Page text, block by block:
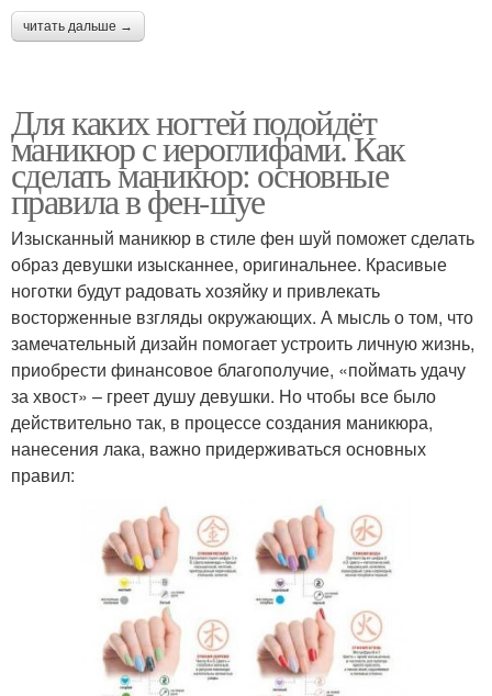
читать дальше →
Для каких ногтей подойдёт
маникюр с иероглифами. Как
сделать маникюр: основные
правила в фен-шуе
Изысканный маникюр в стиле фен шуй поможет сделать
образ девушки изысканнее, оригинальнее. Красивые
ноготки будут радовать хозяйку и привлекать
восторженные взгляды окружающих. А мысль о том, что
замечательный дизайн помогает устроить личную жизнь,
приобрести финансовое благополучие, «поймать удачу
за хвост» – греет душу девушки. Но чтобы все было
действительно так, в процессе создания маникюра,
нанесения лака, важно придерживаться основных
правил: